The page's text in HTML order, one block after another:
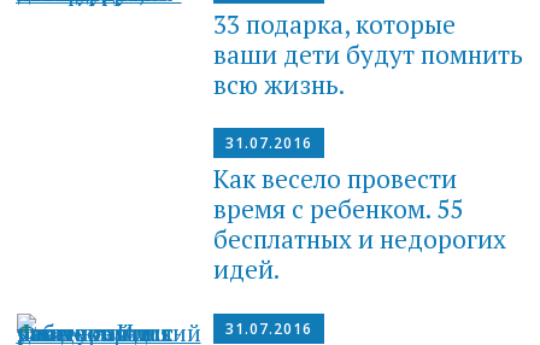
33 подарка, которые
ваши дети будут помнить
всю жизнь.
31.07.2016
Как весело провести
время с ребенком. 55
бесплатных и недорогих
идей.
31.07.2016